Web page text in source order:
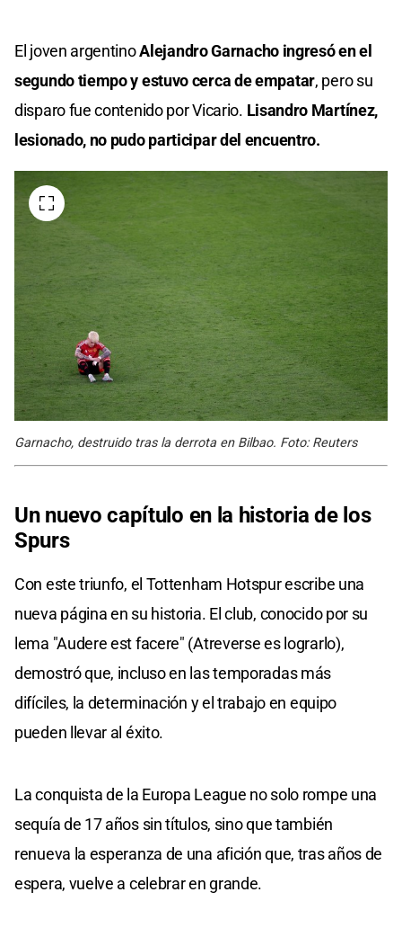
El joven argentinoAlejandro Garnacho ingresó en el
segundo tiempo y estuvo cerca de empatar, pero su
disparo fue contenido por Vicario. Lisandro Martínez,
lesionado, no pudo participar del encuentro.
Garnacho, destruido tras la derrota en Bilbao. Foto: Reuters
Un nuevo capítulo en la historia de los
Spurs
Con este triunfo, el Tottenham Hotspur escribe una
nueva página en su historia. El club, conocido por su
lema "Audere est facere" (Atreverse es lograrlo),
demostró que, incluso en las temporadas más
difíciles, la determinación y el trabajo en equipo
pueden llevar al éxito.
La conquista de la Europa League no solo rompe una
sequía de 17 años sin títulos, sino que también
renueva la esperanza de una afición que, tras años de
espera, vuelve a celebrar en grande.